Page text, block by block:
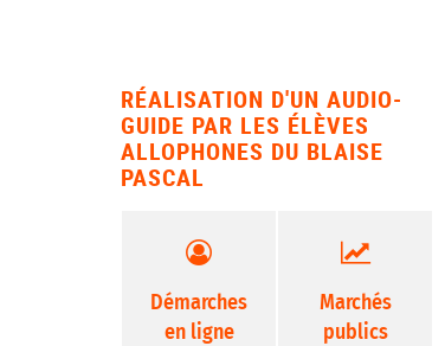
RÉALISATION D'UN AUDIO-
GUIDE PAR LES ÉLÈVES
ALLOPHONES DU BLAISE
PASCAL
Démarches
en ligne
Marchés
publics